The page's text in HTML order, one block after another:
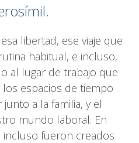
libertad, ese viaje que
habitual, e incluso,
al lugar de trabajo que
espacios de tiempo
a la familia, y el
mundo laboral. En
incluso fueron creados